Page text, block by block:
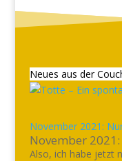
Neues aus der
November 2021:
November
Also, ich habe jetzt